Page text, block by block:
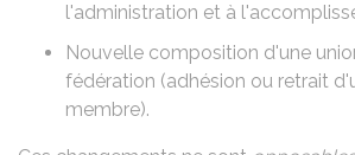
l'administration et à
Nouvelle composition d'une
fédération (adhésion ou retrait
membre).